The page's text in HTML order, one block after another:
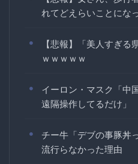
れてどえらいことにな
【悲報】「美人すぎる
ｗｗｗｗｗ
イーロン・マスク「中
遠隔操作してるだけ」
チー牛「デブの事豚丼
流行らなかった理由